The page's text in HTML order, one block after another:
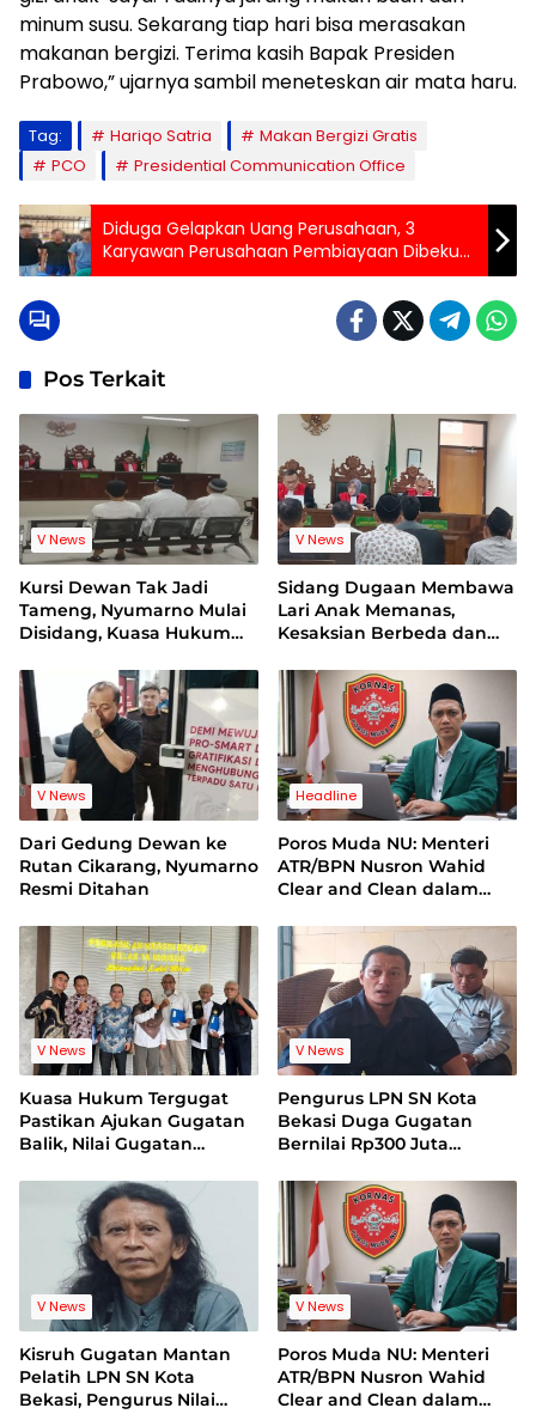
minum susu. Sekarang tiap hari bisa merasakan
makanan bergizi. Terima kasih Bapak Presiden
Prabowo,” ujarnya sambil meneteskan air mata haru.
Tag: Hariqo Satria
Makan Bergizi Gratis
PCO
Presidential Communication Office
Diduga Gelapkan Uang Perusahaan, 3
Karyawan Perusahaan Pembiayaan Dibekuk
Polisi
Pos Terkait
V News
Kursi Dewan Tak Jadi
Tameng, Nyumarno Mulai
Disidang, Kuasa Hukum
Hukum Bebas Intervensi
V News
Sidang Dugaan Membawa
Lari Anak Memanas,
Kesaksian Berbeda dan
V News
Dari Gedung Dewan ke
Rutan Cikarang, Nyumarno
Resmi Ditahan
Headline
Poros Muda NU: Menteri
ATR/BPN Nusron Wahid
Clear and Clean dalam
Kuansing
V News
Kuasa Hukum Tergugat
Pastikan Ajukan Gugatan
Balik, Nilai Gugatan
Legal Standing
V News
Pengurus LPN SN Kota
Bekasi Duga Gugatan
Bernilai Rp300 Juta
Terhadap Lembaga
V News
Kisruh Gugatan Mantan
Pelatih LPN SN Kota
Bekasi, Pengurus Nilai
V News
Poros Muda NU: Menteri
ATR/BPN Nusron Wahid
Clear and Clean dalam